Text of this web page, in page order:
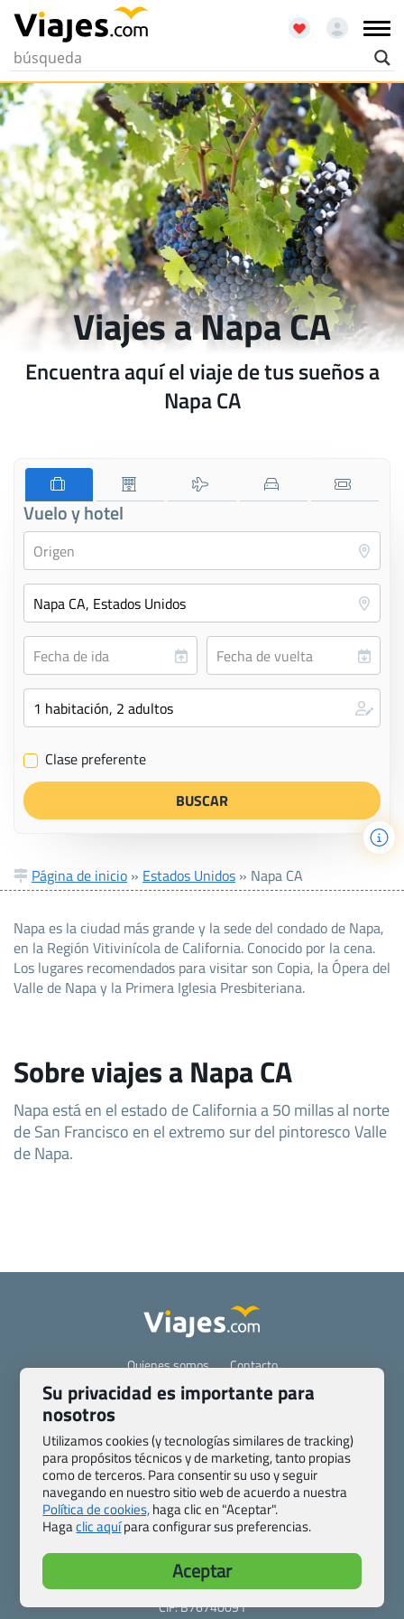
Viajes a Napa CA
Encuentra aquí el viaje de tus sueños a
Napa CA
Vuelo y hotel
✔ Clase preferente
Página de inicio » Estados Unidos » Napa CA
Napa es la ciudad más grande y la sede del condado de Napa,
en la Región Vitivinícola de California. Conocido por la cena.
Los lugares recomendados para visitar son Copia, la Ópera del
Valle de Napa y la Primera Iglesia Presbiteriana.
Sobre viajes a Napa CA
Napa está en el estado de California a 50 millas al norte
de San Francisco en el extremo sur del pintoresco Valle
de Napa.
Quienes somos
Contacto
Pasaporte, Visado, Salud y otras disposiciones específicas
Blog de Viajes.com
Registro de agencias
Preguntas frecuentes
Condiciones generales
Política de privacidad y cookies
Transparencia
Todas las páginas – sitemap
Viajes.com
Last Minute Express S.L.U.
c/ Drago, CC HLS, Local 13
38660 Miraverde – Adeje
Santa Cruz de Tenerife – España
CIF: B76740091
Su privacidad es importante para
nosotros
Utilizamos cookies (y tecnologías similares de tracking)
para propósitos técnicos y de marketing, tanto propias
como de terceros. Para consentir su uso y seguir
navegando en nuestro sitio web de acuerdo a nuestra
Política de cookies,haga clic en "Aceptar".
Hagaclic aquípara configurar sus preferencias.
Aceptar